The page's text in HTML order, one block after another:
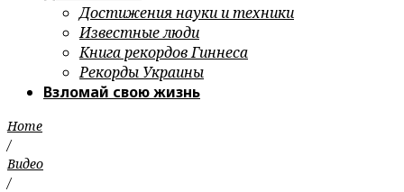
Достижения науки и техники
Известные люди
Книга рекордов Гиннеса
Рекорды Украины
Взломай свою жизнь
Home
/
Видео
/